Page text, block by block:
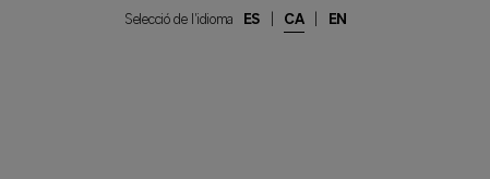
Selecció de l'idioma ES CA EN